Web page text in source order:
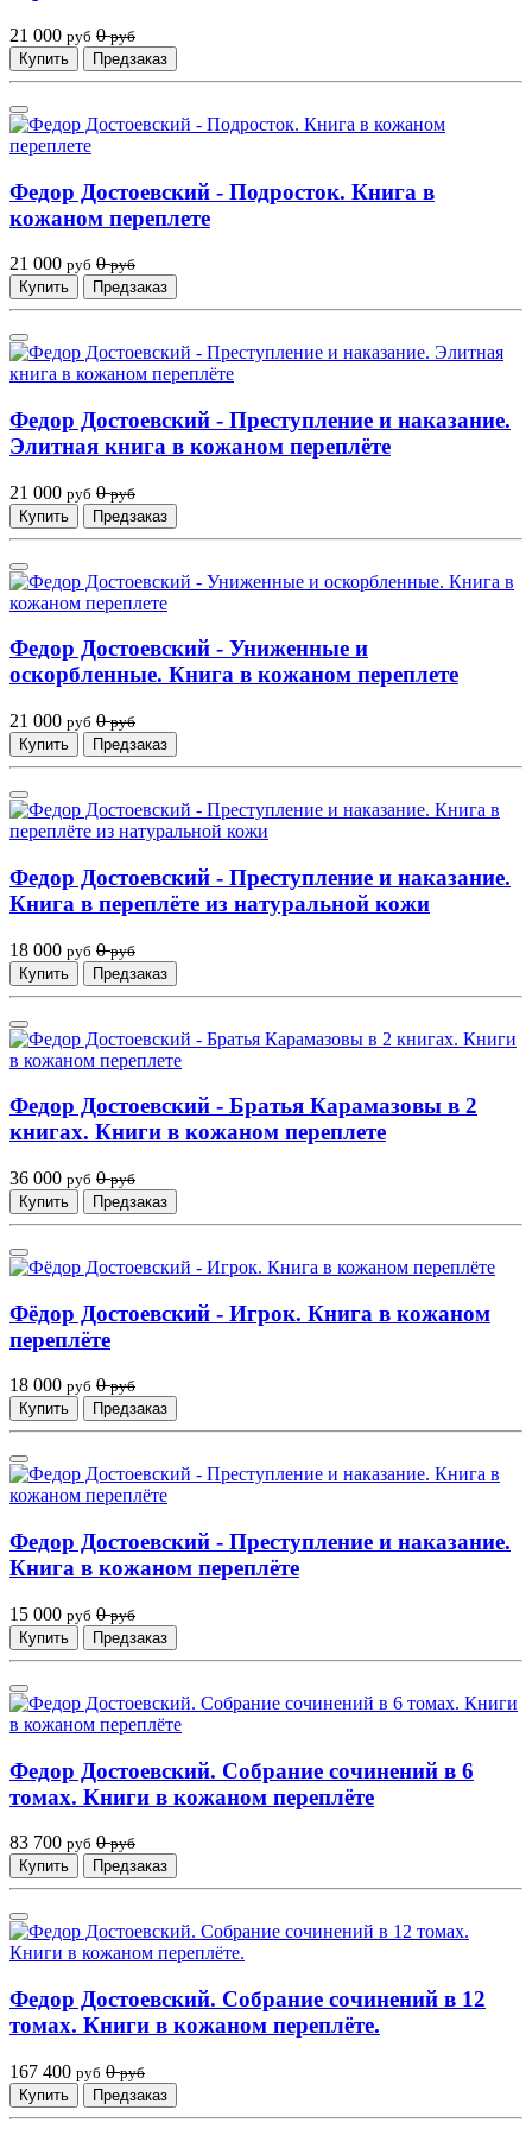
21 000 руб 0 руб
Купить
Предзаказ
Федор Достоевский - Подросток. Книга в
кожаном переплете
21 000 руб 0 руб
Купить
Предзаказ
Федор Достоевский - Преступление и наказание.
Элитная книга в кожаном переплёте
21 000 руб 0 руб
Купить
Предзаказ
Федор Достоевский - Униженные и
оскорбленные. Книга в кожаном переплете
21 000 руб 0 руб
Купить
Предзаказ
Федор Достоевский - Преступление и наказание.
Книга в переплёте из натуральной кожи
18 000 руб 0 руб
Купить
Предзаказ
Федор Достоевский - Братья Карамазовы в 2
книгах. Книги в кожаном переплете
36 000 руб 0 руб
Купить
Предзаказ
Фёдор Достоевский - Игрок. Книга в кожаном
переплёте
18 000 руб 0 руб
Купить
Предзаказ
Федор Достоевский - Преступление и наказание.
Книга в кожаном переплёте
15 000 руб 0 руб
Купить
Предзаказ
Федор Достоевский. Собрание сочинений в 6
томах. Книги в кожаном переплёте
83 700 руб 0 руб
Купить
Предзаказ
Федор Достоевский. Собрание сочинений в 12
томах. Книги в кожаном переплёте.
167 400 руб 0 руб
Купить
Предзаказ